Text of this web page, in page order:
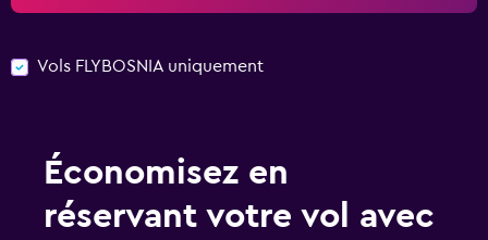
Vols FLYBOSNIA uniquement
Économisez en
réservant votre vol avec